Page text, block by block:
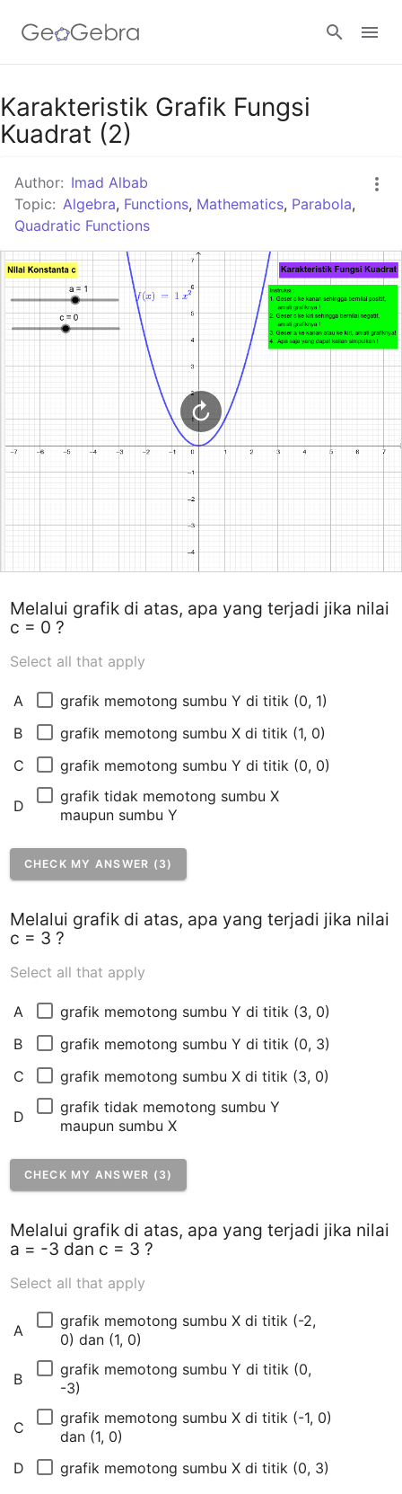
Google Classroom
Karakteristik Grafik Fungsi
Kuadrat (2)
Author: Imad Albab
Topic: Algebra, Functions, Mathematics, Parabola,
Quadratic Functions
Melalui grafik di atas, apa yang terjadi jika nilai
c = 0 ?
Select all that apply
A
grafik memotong sumbu Y di titik (0, 1)
B
grafik memotong sumbu X di titik (1, 0)
C
grafik memotong sumbu Y di titik (0, 0)
D
grafik tidak memotong sumbu X
maupun sumbu Y
CHECK MY ANSWER (3)
Melalui grafik di atas, apa yang terjadi jika nilai
c = 3 ?
Select all that apply
A
grafik memotong sumbu Y di titik (3, 0)
B
grafik memotong sumbu Y di titik (0, 3)
C
grafik memotong sumbu X di titik (3, 0)
D
grafik tidak memotong sumbu Y
maupun sumbu X
CHECK MY ANSWER (3)
Melalui grafik di atas, apa yang terjadi jika nilai
a = -3 dan c = 3 ?
Select all that apply
A
grafik memotong sumbu X di titik (-2,
0) dan (1, 0)
B
grafik memotong sumbu Y di titik (0,
-3)
C
grafik memotong sumbu X di titik (-1, 0)
dan (1, 0)
D
grafik memotong sumbu X di titik (0, 3)